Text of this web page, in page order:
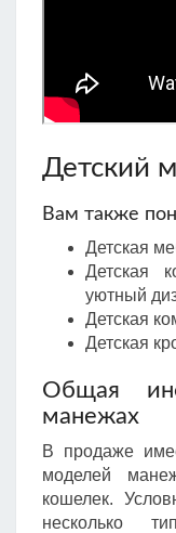
Детский
Вам также
Детская
Детская
уютный
Детская
Детская
Общая
манежах
В продаже
моделей
кошелек.
несколько